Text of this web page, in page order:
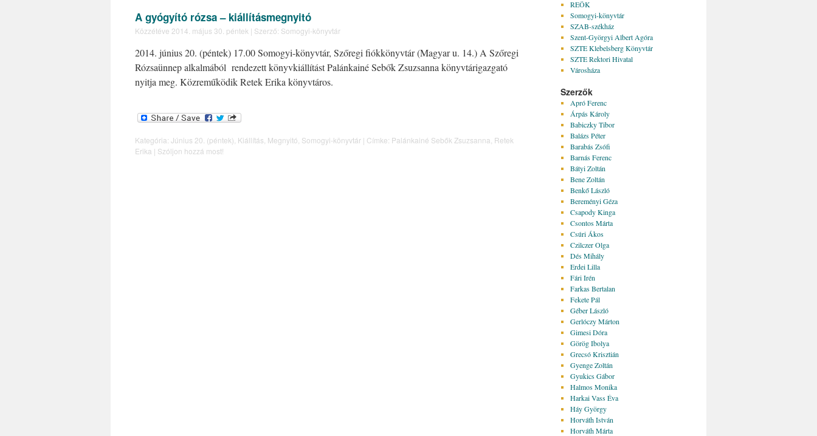
A gyógyító rózsa – kiállításmegnyitó
Közzétéve 2014. május 30. péntek | Szerző: Somogyi-könyvtár
2014. június 20. (péntek) 17.00 Somogyi-könyvtár, Szőregi fiókkönyvtár (Magyar u. 14.) A Szőregi
Rózsaünnep alkalmából rendezett könyvkiállítást Palánkainé Sebők Zsuzsanna könyvtárigazgató
nyitja meg. Közreműködik Retek Erika könyvtáros.
Kategória: Június 20. (péntek) Kiállítás Megnyitó Somogyi-könyvtár | Címke: Palánkainé Sebők Zsuzsanna Retek
Erika | Szóljon hozzá most!
REÖK
Somogyi-könyvtár
SZAB-székház
Szent-Györgyi Albert Agóra
SZTE Klebelsberg Könyvtár
SZTE Rektori Hivatal
Városháza
Szerzők
Apró Ferenc
Árpás Károly
Babiczky Tibor
Balázs Péter
Barabás Zsófi
Barnás Ferenc
Bátyi Zoltán
Bene Zoltán
Benkő László
Bereményi Géza
Csapody Kinga
Csontos Márta
Csúri Ákos
Czilczer Olga
Dés Mihály
Erdei Lilla
Fári Irén
Farkas Bertalan
Fekete Pál
Géber László
Gerlóczy Márton
Gimesi Dóra
Görög Ibolya
Grecsó Krisztián
Gyenge Zoltán
Gyukics Gábor
Halmos Monika
Harkai Vass Éva
Háy György
Horváth István
Horváth Márta